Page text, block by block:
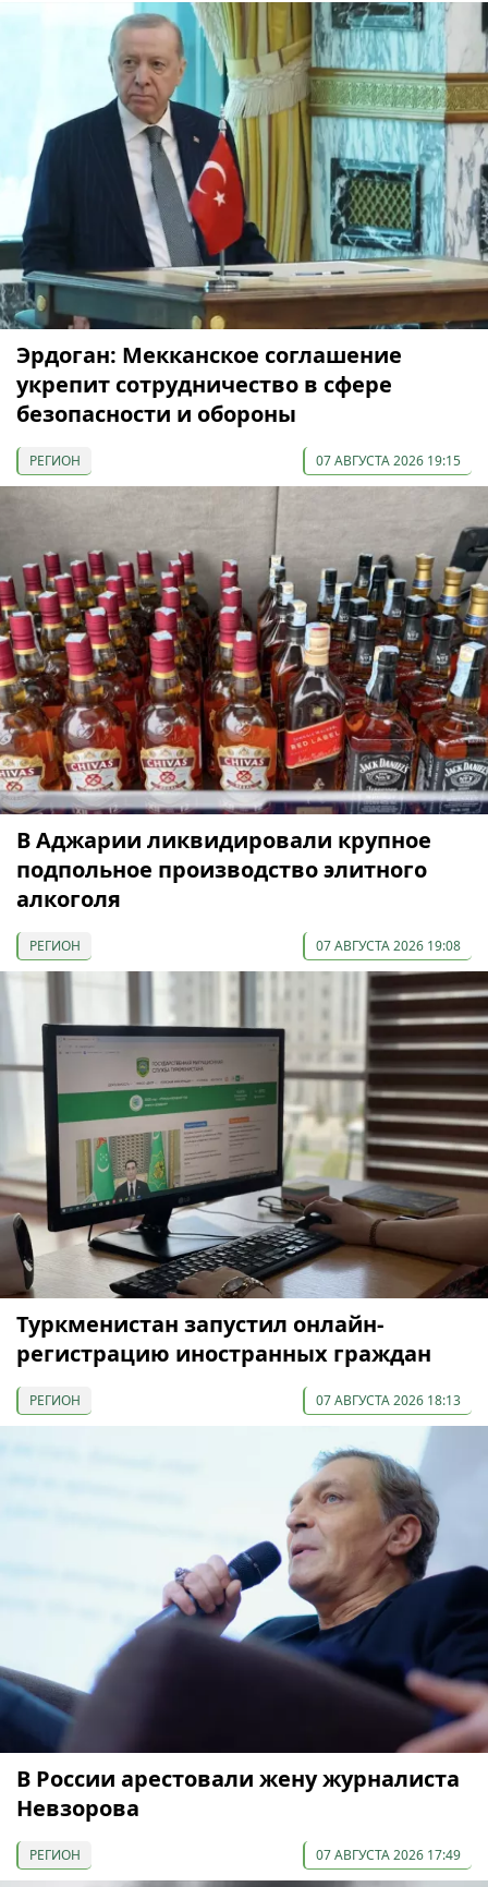
Эрдоган: Мекканское соглашение
укрепит сотрудничество в сфере
безопасности и обороны
РЕГИОН 07 АВГУСТА 2026 19:15
В Аджарии ликвидировали крупное
подпольное производство элитного
алкоголя
РЕГИОН 07 АВГУСТА 2026 19:08
Туркменистан запустил онлайн-
регистрацию иностранных граждан
РЕГИОН 07 АВГУСТА 2026 18:13
В России арестовали жену журналиста
Невзорова
РЕГИОН 07 АВГУСТА 2026 17:49